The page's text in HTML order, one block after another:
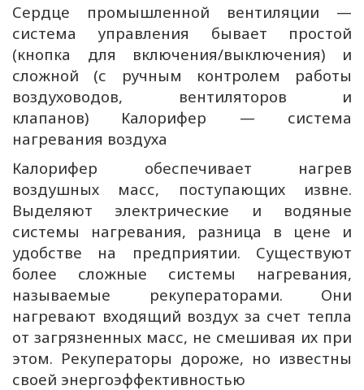
Сердце промышленной вентиляции —
система управления бывает простой
(кнопка для включения/выключения) и
сложной (с ручным контролем работы
воздуховодов, вентиляторов и
клапанов) Калорифер — система
нагревания воздуха
Калорифер обеспечивает нагрев
воздушных масс, поступающих извне.
Выделяют электрические и водяные
системы нагревания, разница в цене и
удобстве на предприятии. Существуют
более сложные системы нагревания,
называемые рекуператорами. Они
нагревают входящий воздух за счет тепла
от загрязненных масс, не смешивая их при
этом. Рекуператоры дороже, но известны
своей энергоэффективностью